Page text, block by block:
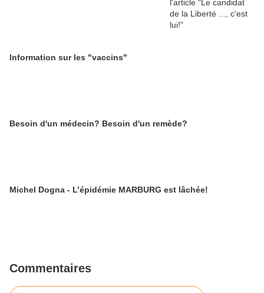
Information sur les "vaccins"
Besoin d'un médecin? Besoin d'un remède?
Michel Dogna - L’épidémie MARBURG est lâchée!
Commentaires